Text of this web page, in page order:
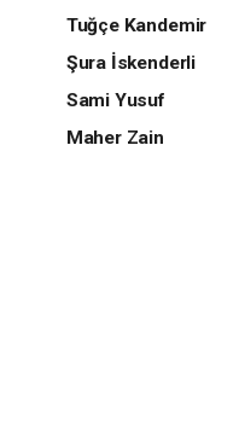
Tuğçe Kandemir
Şura İskenderli
Sami Yusuf
Maher Zain